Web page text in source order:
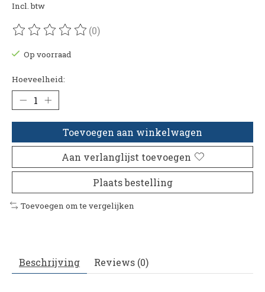
Incl. btw
De beoordeling van dit product is
(0)
Op voorraad
Hoeveelheid:
Toevoegen aan winkelwagen
Aan verlanglijst toevoegen
Plaats bestelling
Toevoegen om te vergelijken
Beschrijving Reviews (0)